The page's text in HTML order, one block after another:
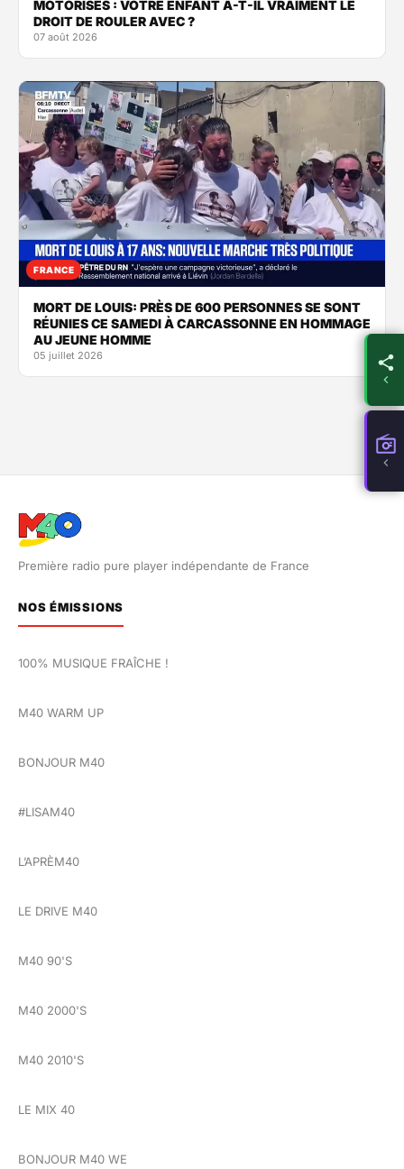
MOTORISÉS : VOTRE ENFANT A-T-IL VRAIMENT LE
DROIT DE ROULER AVEC ?
07 août 2026
FRANCE
MORT DE LOUIS: PRÈS DE 600 PERSONNES SE SONT
RÉUNIES CE SAMEDI À CARCASSONNE EN HOMMAGE
AU JEUNE HOMME
05 juillet 2026
Première radio pure player indépendante de France
NOS ÉMISSIONS
100% MUSIQUE FRAÎCHE !
M40 WARM UP
BONJOUR M40
#LISAM40
L’APRÈM40
LE DRIVE M40
M40 90'S
M40 2000'S
M40 2010'S
LE MIX 40
BONJOUR M40 WE